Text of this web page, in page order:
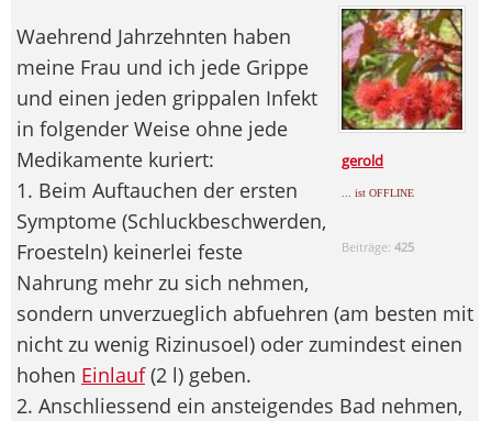
gerold
... ist OFFLINE
Beiträge:425
Waehrend Jahrzehnten haben
meine Frau und ich jede Grippe
und einen jeden grippalen Infekt
in folgender Weise ohne jede
Medikamente kuriert:
1. Beim Auftauchen der ersten
Symptome (Schluckbeschwerden,
Froesteln) keinerlei feste
Nahrung mehr zu sich nehmen,
sondern unverzueglich abfuehren (am besten mit
nicht zu wenig Rizinusoel) oder zumindest einen
hohen Einlauf(2 l) geben.
2. Anschliessend ein ansteigendes Bad nehmen,